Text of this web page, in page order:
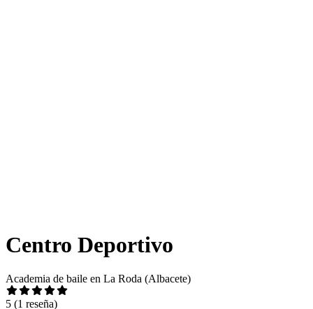
Centro Deportivo
Academia de baile en La Roda (Albacete)
5 (1 reseña)